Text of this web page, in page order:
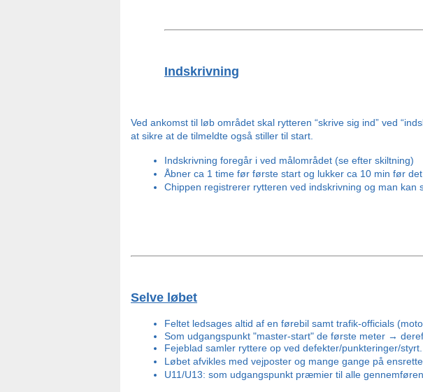
Indskrivning
Ved ankomst til løb området skal rytteren “skrive sig ind” ved
at sikre at de tilmeldte også stiller til start.
Indskrivning foregår i ved målområdet (se efter skiltning)
Åbner ca 1 time før første start og lukker ca 10 min før
Chippen registrerer rytteren ved indskrivning og man
Selve løbet
Feltet ledsages altid af en førebil samt trafik-officials
Som udgangspunkt "master-start" de første meter →
Fejeblad samler ryttere op ved defekter/punkteringer/styrt.
Løbet afvikles med vejposter og mange gange på
U11/U13: som udgangspunkt præmier til alle